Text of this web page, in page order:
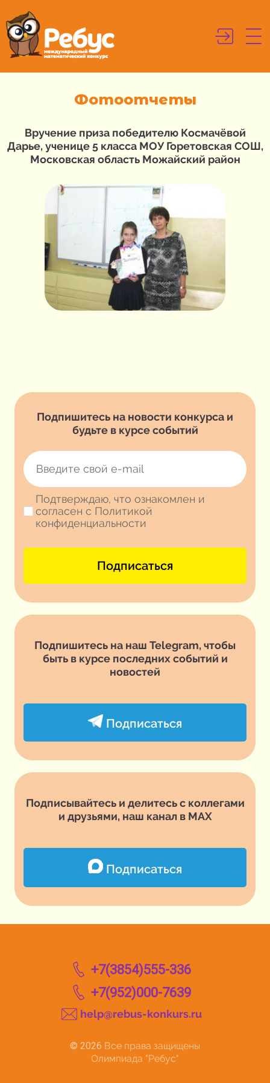
Фотоотчеты
Вручение приза победителю Космачёвой
Дарье, ученице 5 класса МОУ Горетовская СОШ,
Московская область Можайский район
Подпишитесь на новости конкурса и
будьте в курсе событий
Подтверждаю, что ознакомлен и
согласен с Политикой
конфиденциальности
Подписаться
Подпишитесь на наш Telegram, чтобы
быть в курсе последних событий и
новостей
Подписаться
Подписывайтесь и делитесь с коллегами
и друзьями, наш канал в MAX
Подписаться
+7(3854)555-336
+7(952)000-7639
help@rebus-konkurs.ru
© 2026 Все права защищены
Олимпиада "Ребус"